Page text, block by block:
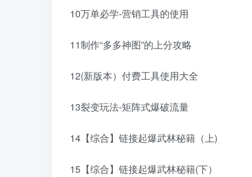
10万单必学-营销工具的使用
11制作“多多神图”的上分攻略
12(新版本）付费工具使用大全
13裂变玩法-矩阵式爆破流量
14【综合】链接起爆武林秘籍（上)
15【综合】链接起爆武林秘籍(下）